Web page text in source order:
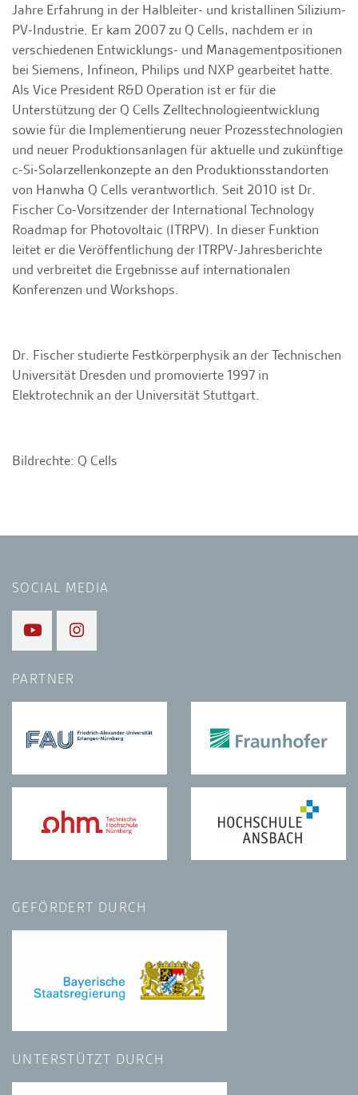
Jahre Erfahrung in der Halbleiter- und kristallinen Silizium-
PV-Industrie. Er kam 2007 zu Q Cells, nachdem er in
verschiedenen Entwicklungs- und Managementpositionen
bei Siemens, Infineon, Philips und NXP gearbeitet hatte.
Als Vice President R&D Operation ist er für die
Unterstützung der Q Cells Zelltechnologieentwicklung
sowie für die Implementierung neuer Prozesstechnologien
und neuer Produktionsanlagen für aktuelle und zukünftige
c-Si-Solarzellenkonzepte an den Produktionsstandorten
von Hanwha Q Cells verantwortlich. Seit 2010 ist Dr.
Fischer Co-Vorsitzender der International Technology
Roadmap for Photovoltaic (ITRPV). In dieser Funktion
leitet er die Veröffentlichung der ITRPV-Jahresberichte
und verbreitet die Ergebnisse auf internationalen
Konferenzen und Workshops.
Dr. Fischer studierte Festkörperphysik an der Technischen
Universität Dresden und promovierte 1997 in
Elektrotechnik an der Universität Stuttgart.
Bildrechte: Q Cells
SOCIAL MEDIA
PARTNER
GEFÖRDERT DURCH
UNTERSTÜTZT DURCH